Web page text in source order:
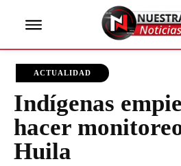
ACTUALIDAD
Indígenas
hacer
Huila